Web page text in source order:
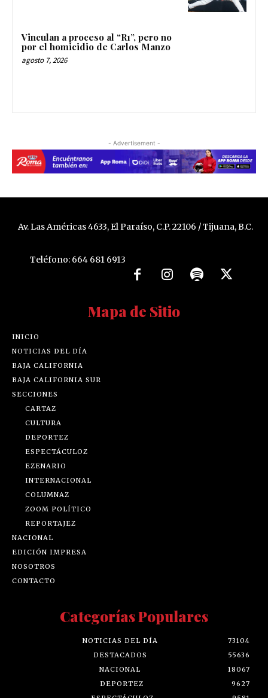
Vinculan a proceso al “R1”, pero no
por el homicidio de Carlos Manzo
agosto 7, 2026
- Advertisement -
Av. Las Américas 4633, El Paraíso, C.P. 22106 / Tijuana, B.C.
Teléfono: 664 681 6913
Mapa de Sitio
INICIO
NOTICIAS DEL DÍA
BAJA CALIFORNIA
BAJA CALIFORNIA SUR
SECCIONES
CARTAZ
CULTURA
DEPORTEZ
ESPECTÁCULOZ
EZENARIO
INTERNACIONAL
COLUMNAZ
ZOOM POLÍTICO
REPORTAJEZ
NACIONAL
EDICIÓN IMPRESA
NOSOTROS
CONTACTO
Categorías Populares
NOTICIAS DEL DÍA
73104
DESTACADOS
55636
NACIONAL
18067
DEPORTEZ
9627